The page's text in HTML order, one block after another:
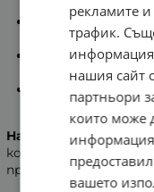
Морска захар-
(цигарен дим -
OLIGOMER®-
укрепва я и
-
обновяването
Начин на
кожата на шията и
продължение на
рекламите
трафик.
информация
нашия сайт
партньори
които може
вашето